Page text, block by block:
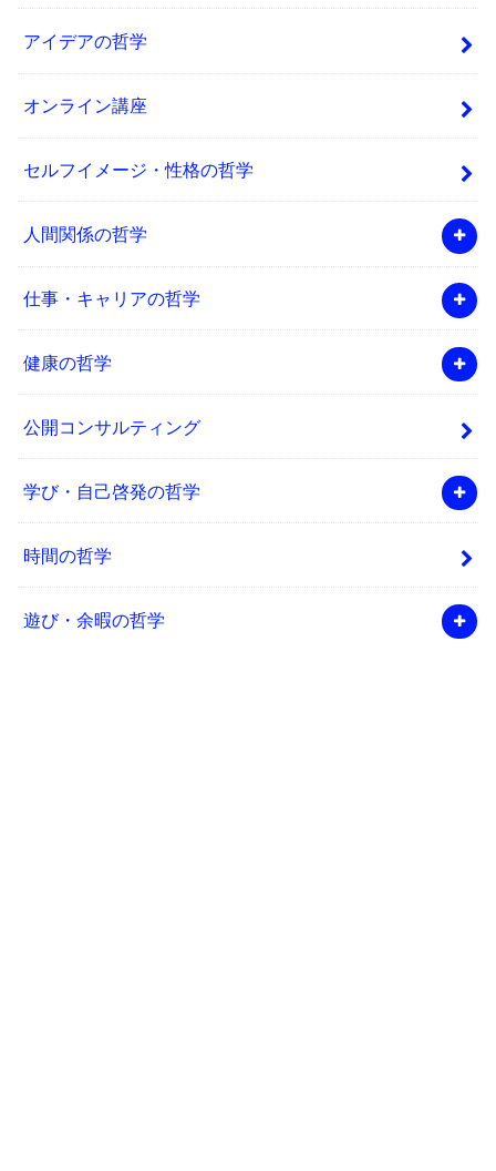
アイデアの哲学
オンライン講座
セルフイメージ・性格の哲学
人間関係の哲学
仕事・キャリアの哲学
健康の哲学
公開コンサルティング
学び・自己啓発の哲学
時間の哲学
遊び・余暇の哲学